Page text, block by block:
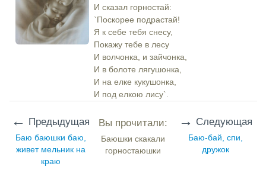
И сказал горностай:
`Поскорее подрастай!
Я к себе тебя снесу,
Покажу тебе в лесу
И волчонка, и зайчонка,
И в болоте лягушонка,
И на елке кукушонка,
И под елкою лису`.
← Предыдущая
Баю баюшки баю,
живет мельник на
краю
Вы прочитали:
Баюшки скакали
горностаюшки
→ Следующая
Баю-бай, спи,
дружок